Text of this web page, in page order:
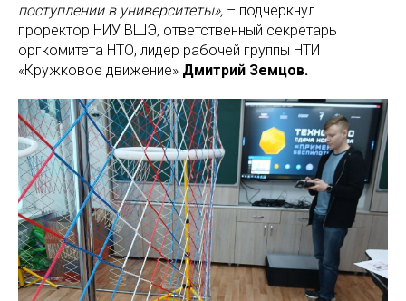
поступлении в университеты», – подчеркнул
проректор НИУ ВШЭ, ответственный секретарь
оргкомитета НТО, лидер рабочей группы НТИ
«Кружковое движение» Дмитрий Земцов.